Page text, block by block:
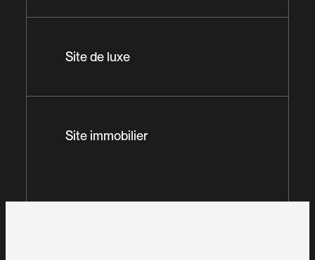
Site de luxe
Site immobilier